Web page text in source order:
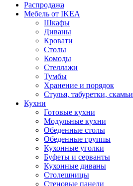
Распродажа
Мебель от IKEA
Шкафы
Диваны
Кровати
Столы
Комоды
Стеллажи
Тумбы
Хранение и порядок
Стулья, табуретки, скамьи
Кухни
Готовые кухни
Модульные кухни
Обеденные столы
Обеденные группы
Кухонные уголки
Буфеты и серванты
Кухонные диваны
Столешницы
Стеновые панели